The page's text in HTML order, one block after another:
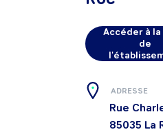
Accéder à
de
ADRESSE
Rue
85035 La